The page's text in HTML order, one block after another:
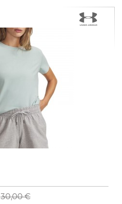
30,00 €